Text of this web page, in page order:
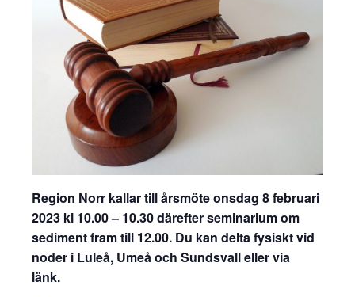
Region Norr kallar till årsmöte onsdag 8 februari
2023 kl 10.00 – 10.30 därefter seminarium om
sediment fram till 12.00. Du kan delta fysiskt vid
noder i Luleå, Umeå och Sundsvall eller via
länk.